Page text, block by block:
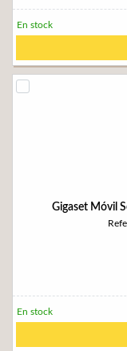
En stock
Gigaset Móvil
En stock